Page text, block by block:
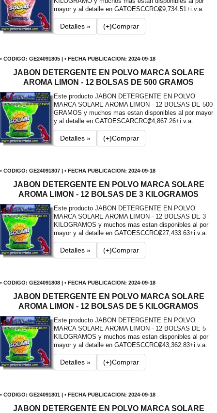
mayor y al detalle en GATOESCCRC₡9,734.51+i.v.a.
Detalles » (+)Comprar
• CODIGO: GE24091805 | • FECHA PUBLICACION: 2024-09-18
JABON DETERGENTE EN POLVO MARCA SOLARE
AROMA LIMON - 12 BOLSAS DE 500 GRAMOS
Este producto JABON DETERGENTE EN POLVO
MARCA SOLARE AROMA LIMON - 12 BOLSAS DE 500
GRAMOS y muchos mas estan disponibles al por mayor
y al detalle en GATOESCARCRC₡4,867.26+i.v.a.
Detalles » (+)Comprar
• CODIGO: GE24091807 | • FECHA PUBLICACION: 2024-09-18
JABON DETERGENTE EN POLVO MARCA SOLARE
AROMA LIMON - 12 BOLSAS DE 3 KILOGRAMOS
Este producto JABON DETERGENTE EN POLVO
MARCA SOLARE AROMA LIMON - 12 BOLSAS DE 3
KILOGRAMOS y muchos mas estan disponibles al por
mayor y al detalle en GATOESCCRC₡27,433.63+i.v.a.
Detalles » (+)Comprar
• CODIGO: GE24091808 | • FECHA PUBLICACION: 2024-09-18
JABON DETERGENTE EN POLVO MARCA SOLARE
AROMA LIMON - 12 BOLSAS DE 5 KILOGRAMOS
Este producto JABON DETERGENTE EN POLVO
MARCA SOLARE AROMA LIMON - 12 BOLSAS DE 5
KILOGRAMOS y muchos mas estan disponibles al por
mayor y al detalle en GATOESCCRC₡43,362.83+i.v.a.
Detalles » (+)Comprar
• CODIGO: GE24091801 | • FECHA PUBLICACION: 2024-09-18
JABON DETERGENTE EN POLVO MARCA SOLARE